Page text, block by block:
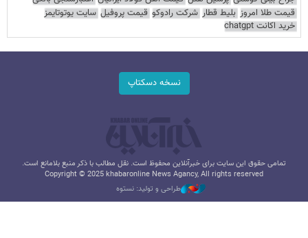
قیمت طلا امروز بلیط قطار شرکت رادوکو قیمت پروفیل سایت یوتوتایمز
خرید اکانت chatgpt
نسخه دسکتاپ
تمامی حقوق این سایت برای خبرآنلاین محفوظ است. نقل مطالب با ذکر منبع بلامانع است.
Copyright © 2025 khabaronline News Agancy, All rights reserved
طراحی و تولید: نستوه